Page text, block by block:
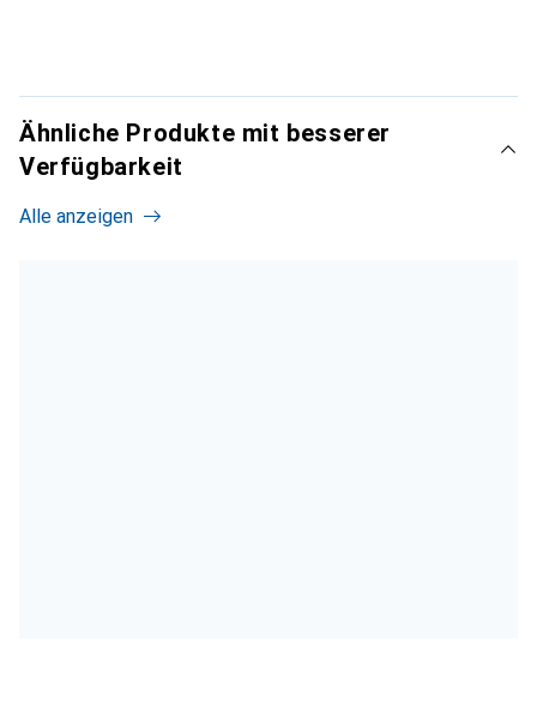
Ähnliche Produkte mit besserer
Verfügbarkeit
Alle anzeigen